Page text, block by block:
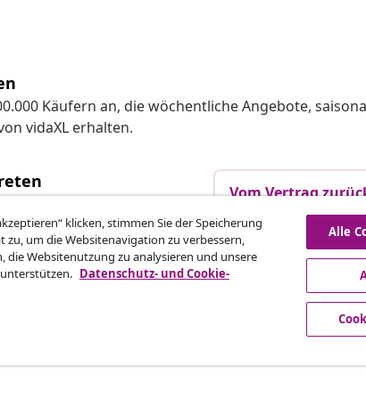
Käufern an, die wöchentliche Angebote,
vidaXL erhalten.
für deine Bestellung ein.
Vom Vertrag
Business
klicken, stimmen Sie der Speicherung
zu, um die Websitenavigation zu verbessern,
die Websitenutzung zu analysieren und unsere
Datenschutz- und Cookie-
Alle